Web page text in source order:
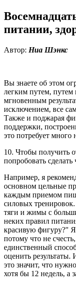
питании,
Автор: Ниа Шэнкс
Вы знаете об этом
легким путем, путем
мгновенным
исключением, все
Также и поджарая
поддержки,
это потребует много
10. Чтобы получить
попробовать
Например, я
основном цельные
каждым приемом
силовых
тяги и жимы с
неких правил
красивую фигуру?"
потому что не
единственный
оценить
это значит, что
хотя бы 12 недель, а